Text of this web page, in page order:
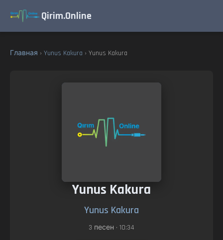
Qirim.Online
Главная › Yunus Kakura › Yunus Kakura
Yunus Kakura
Yunus Kakura
3 песен • 10:34